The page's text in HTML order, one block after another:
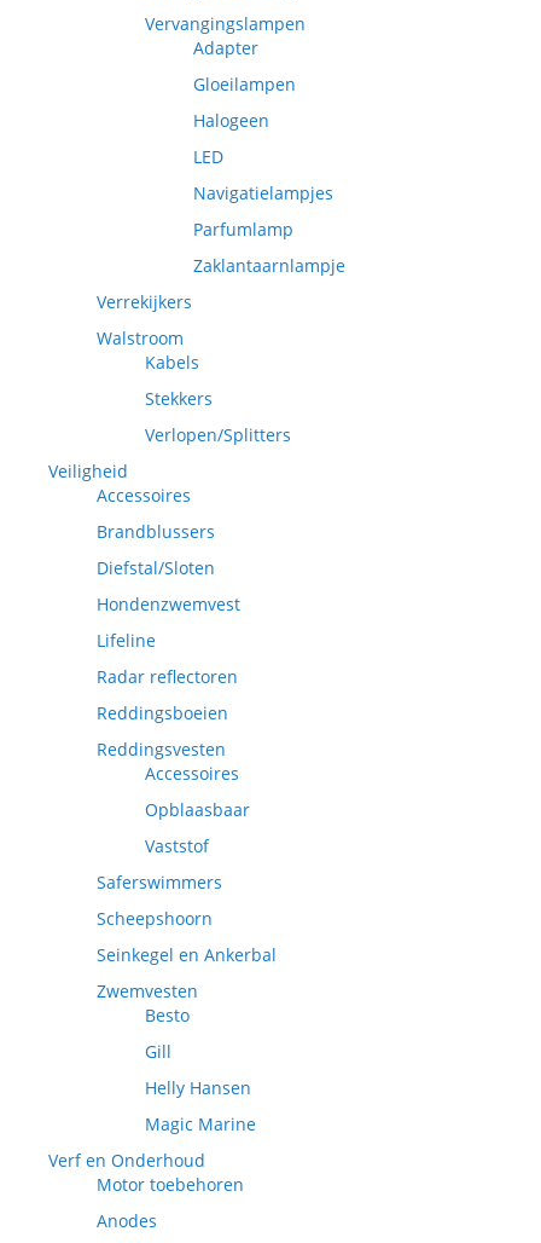
Vervangingslampen
Adapter
Gloeilampen
Halogeen
LED
Navigatielampjes
Parfumlamp
Zaklantaarnlampje
Verrekijkers
Walstroom
Kabels
Stekkers
Verlopen/Splitters
Veiligheid
Accessoires
Brandblussers
Diefstal/Sloten
Hondenzwemvest
Lifeline
Radar reflectoren
Reddingsboeien
Reddingsvesten
Accessoires
Opblaasbaar
Vaststof
Saferswimmers
Scheepshoorn
Seinkegel en Ankerbal
Zwemvesten
Besto
Gill
Helly Hansen
Magic Marine
Verf en Onderhoud
Motor toebehoren
Anodes